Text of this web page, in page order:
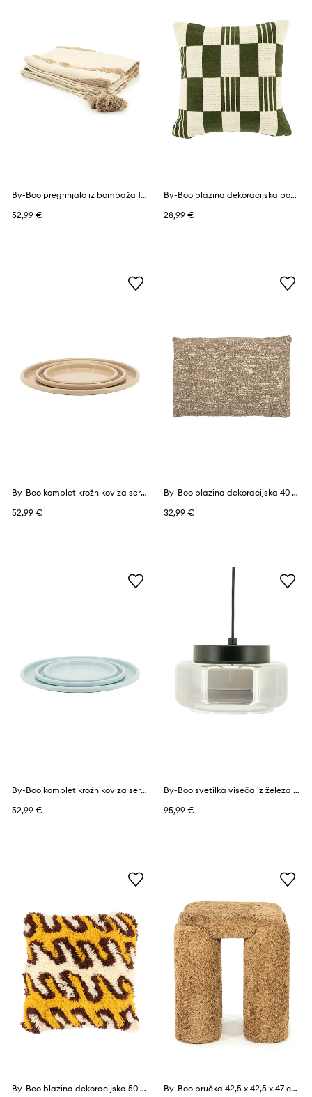
By-Boo pregrinjalo iz bombaža 170 x 130 cm
52,99 €
By-Boo blazina dekoracijska bombažna 45 x 45 cm
28,99 €
By-Boo komplet krožnikov za serviranje iz železa
52,99 €
By-Boo blazina dekoracijska 40 x 60 cm
32,99 €
By-Boo komplet krožnikov za serviranje iz železa
52,99 €
By-Boo svetilka viseča iz železa 22 x 22 x 165 cm
95,99 €
By-Boo blazina dekoracijska 50 x 50 cm
By-Boo pručka 42,5 x 42,5 x 47 cm